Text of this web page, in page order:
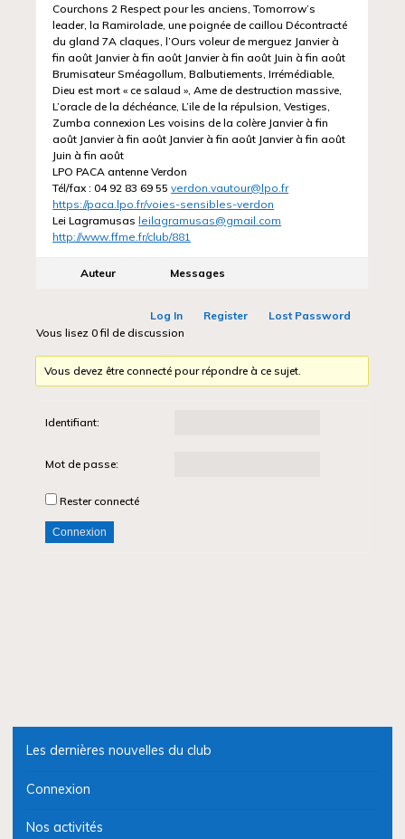
Courchons 2 Respect pour les anciens, Tomorrow’s
leader, la Ramirolade, une poignée de caillou Décontracté
du gland 7A claques, l’Ours voleur de merguez Janvier à
fin août Janvier à fin août Janvier à fin août Juin à fin août
Brumisateur Sméagollum, Balbutiements, Irrémédiable,
Dieu est mort « ce salaud », Ame de destruction massive,
L’oracle de la déchéance, L’ile de la répulsion, Vestiges,
Zumba connexion Les voisins de la colère Janvier à fin
août Janvier à fin août Janvier à fin août Janvier à fin août
Juin à fin août
LPO PACA antenne Verdon
Tél/fax : 04 92 83 69 55verdon.vautour@lpo.fr
https://paca.lpo.fr/voies-sensibles-verdon
Lei Lagramusas leilagramusas@gmail.com
http://www.ffme.fr/club/881
Auteur Messages
Log In Register
Lost Password
Vous lisez 0 fil de discussion
Vous devez être connecté pour répondre à ce sujet.
Identifiant:
Mot de passe:
Rester connecté
Connexion
Les dernières nouvelles du club
Connexion
Nos activités